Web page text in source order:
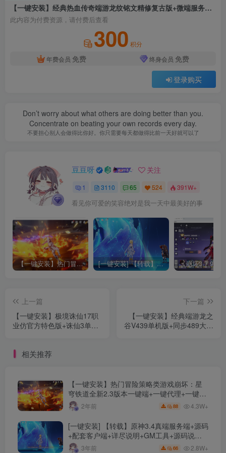
【一键安装】经典热血传奇端游龙纹铭文精修复古版+微端服务器+搭建教程+配套网站+单机登陆器
此内容为付费资源，请付费后查看
300 积分
年费会员 免费 终身会员 免费
登录购买
Don’t worry about what others are doing better than you.
Concentrate on beating your own records every day.
不要担心别人会做得比你好。你只需要每天都做得比前一天好就可以了
豆豆呀 关注
1 3110 65 524 391W+
看见你可爱的笑容绝对是我一天中最美好的事
【一键安装】热门冒险策略类游戏崩坏：星穹铁道全新2.3版本一键端+一键代理+一键启动+免虚拟机 [一键安装] 【转载】原神3.4真端服务端+源码+配套客户端+详尽说明+GM工具+源码说明文件
上一篇
【一键安装】极境诛仙17职
业仿官方特色版+诛仙3单机
下一篇
【一键安装】经典端游龙之
谷V439单机版+同步489大翅
相关推荐
【一键安装】热门冒险策略类游戏崩坏：星
穹铁道全新2.3版本一键端+一键代理+一键启
动+免虚拟机
2年前 88 4.3W+
[一键安装] 【转载】原神3.4真端服务端+源码
+配套客户端+详尽说明+GM工具+源码说明
文件3年前 66 2.8W+